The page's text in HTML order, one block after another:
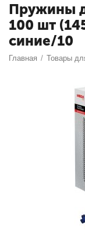
Пружины
100 шт
синие/10
Главная / Товары